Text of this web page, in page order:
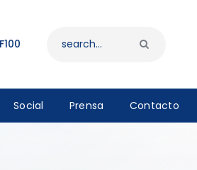
Social Prensa Contacto